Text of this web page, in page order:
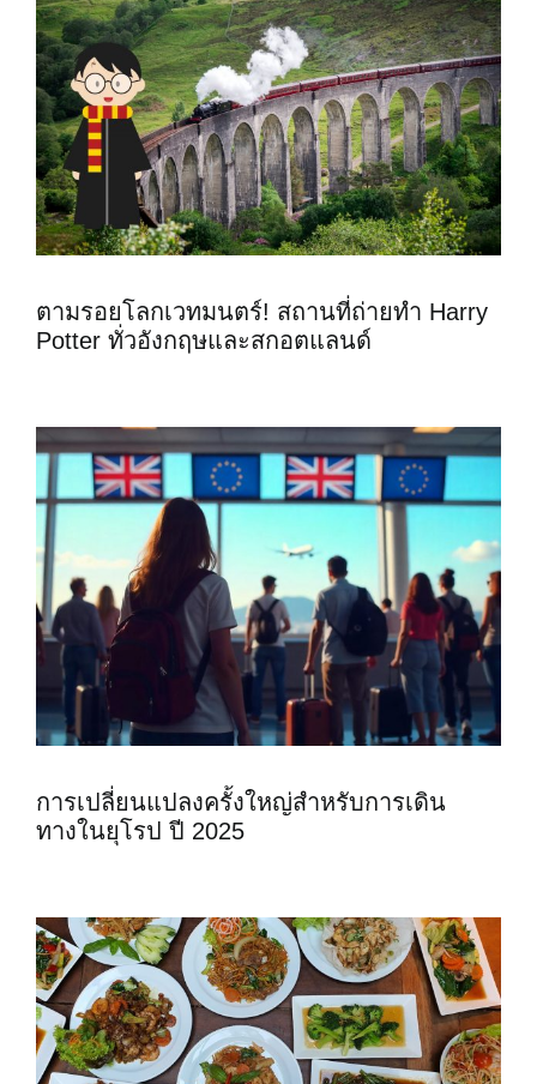
ตามรอยโลกเวทมนตร์! สถานที่ถ่ายทำ Harry
Potter ทั่วอังกฤษและสกอตแลนด์
การเปลี่ยนแปลงครั้งใหญ่สำหรับการเดิน
ทางในยุโรป ปี 2025